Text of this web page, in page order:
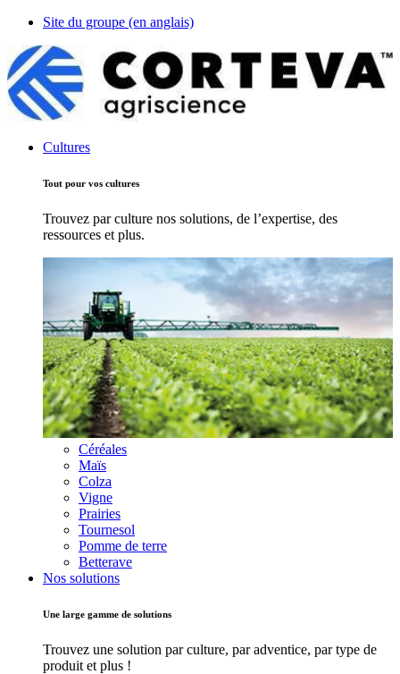
Site du groupe (en anglais)
Cultures
Tout pour vos cultures
Trouvez par culture nos solutions, de l’expertise, des
ressources et plus.
Céréales
Maïs
Colza
Vigne
Prairies
Tournesol
Pomme de terre
Betterave
Nos solutions
Une large gamme de solutions
Trouvez une solution par culture, par adventice, par type de
produit et plus !